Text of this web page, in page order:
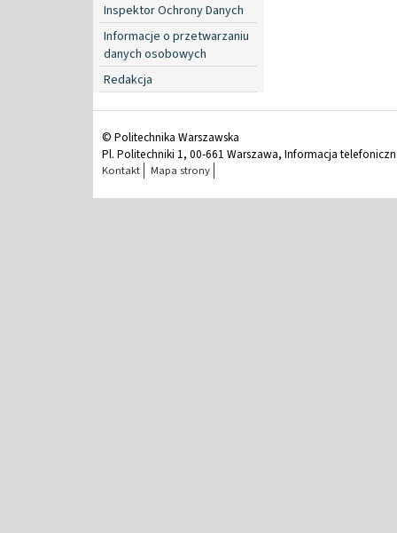
Inspektor Ochrony Danych
Informacje o przetwarzaniu
danych osobowych
Redakcja
© Politechnika Warszawska
Pl. Politechniki 1, 00-661 Warszawa, Informacja
Kontakt Mapa strony